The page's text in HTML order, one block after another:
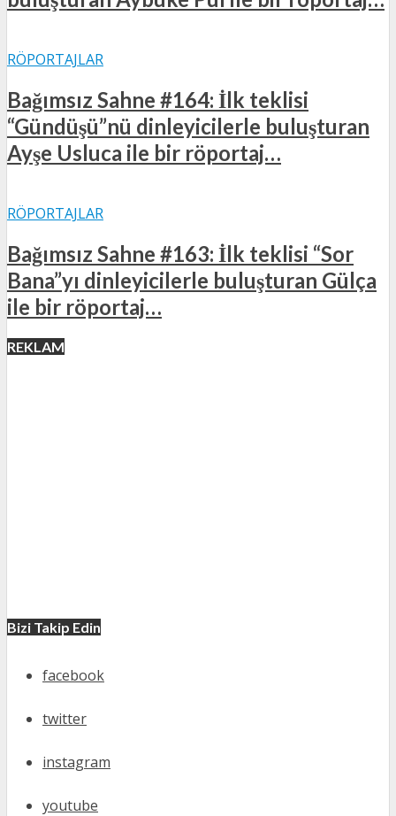
RÖPORTAJLAR
Bağımsız Sahne #164: İlk teklisi
“Gündüşü”nü dinleyicilerle buluşturan
Ayşe Usluca ile bir röportaj…
RÖPORTAJLAR
Bağımsız Sahne #163: İlk teklisi “Sor
Bana”yı dinleyicilerle buluşturan Gülça
ile bir röportaj…
REKLAM
Bizi Takip Edin
facebook
twitter
instagram
youtube